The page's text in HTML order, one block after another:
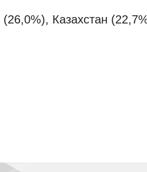
Казахстан